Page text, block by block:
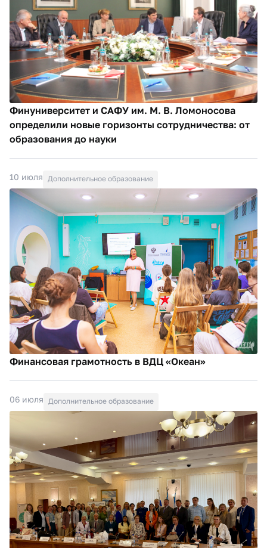
Финуниверситет и САФУ им. М. В. Ломоносова
определили новые горизонты сотрудничества: от
образования до науки
10 июля Дополнительное образование
Финансовая грамотность в ВДЦ «Океан»
06 июля Дополнительное образование